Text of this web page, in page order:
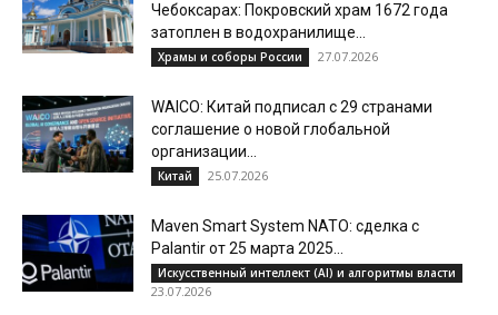
Чебоксарах: Покровский храм 1672 года
затоплен в водохранилище...
Храмы и соборы России 27.07.2026
WAICO: Китай подписал с 29 странами
соглашение о новой глобальной
организации...
Китай 25.07.2026
Maven Smart System NATO: сделка с
Palantir от 25 марта 2025...
Искусственный интеллект (AI) и алгоритмы власти
23.07.2026